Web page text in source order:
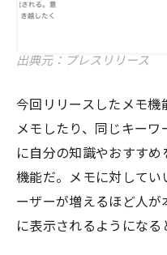
出典元：プレスリリース
今回リリースしたメモ機
メモしたり、同じキー
に自分の知識やおすす
機能だ。メモに対して
ーザーが増えるほど人
に表示されるようになる